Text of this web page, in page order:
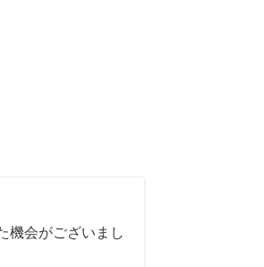
機会がございまし